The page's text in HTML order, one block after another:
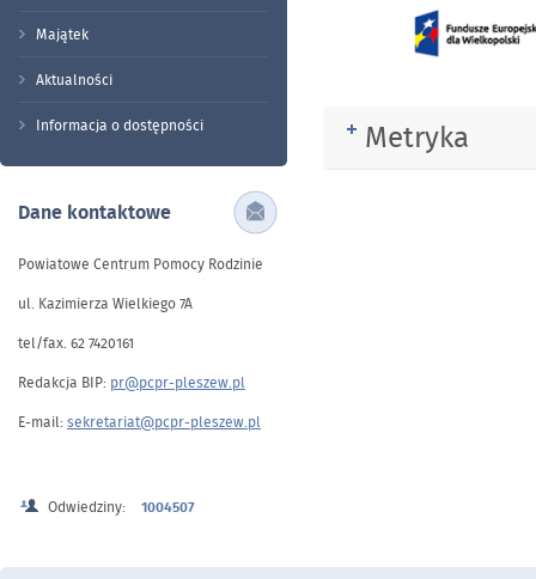
Majątek
Aktualności
Informacja o dostępności
Dane kontaktowe
Powiatowe Centrum Pomocy Rodzinie
ul. Kazimierza Wielkiego 7A
tel/fax. 62 7420161
Redakcja BIP: pr@pcpr-pleszew.pl
E-mail: sekretariat@pcpr-pleszew.pl
Odwiedziny: 1004507
Rozwiń
Metryka